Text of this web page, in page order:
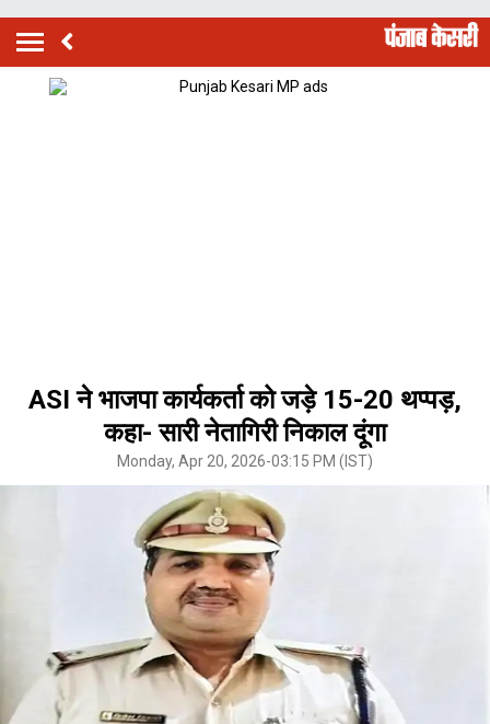
ASI ने भाजपा कार्यकर्ता को जड़े 15-20 थप्पड़,
कहा- सारी नेतागिरी निकाल दूंगा
Monday, Apr 20, 2026-03:15 PM (IST)